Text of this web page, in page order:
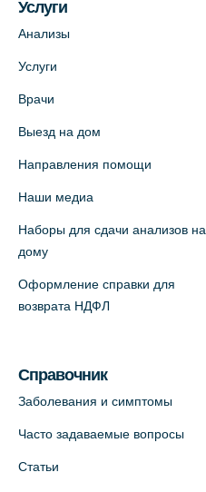
Услуги
Анализы
Услуги
Врачи
Выезд на дом
Направления помощи
Наши медиа
Наборы для сдачи анализов на
дому
Оформление справки для
возврата НДФЛ
Справочник
Заболевания и симптомы
Часто задаваемые вопросы
Статьи